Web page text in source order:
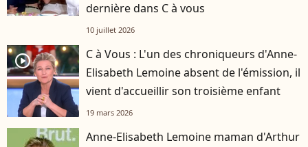
dernière dans C à vous
10 juillet 2026
player2
C à Vous : L'un des chroniqueurs d'Anne-
Elisabeth Lemoine absent de l'émission, il
vient d'accueillir son troisième enfant
19 mars 2026
Anne-Elisabeth Lemoine maman d'Arthur